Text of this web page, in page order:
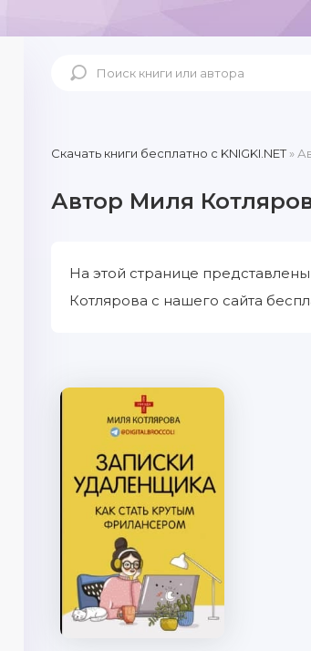
Скачать книги бесплатно c KNIGKI.NET»
Автор Миля
На этой странице
Котлярова с нашего сайта